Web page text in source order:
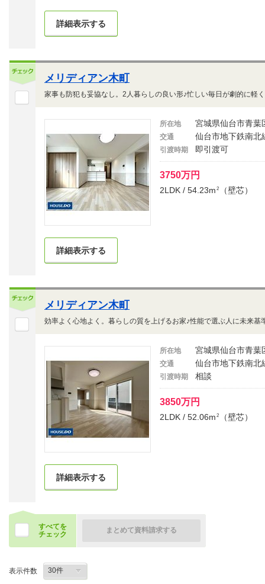
詳細表示する
メリディアン木町
家事も防犯も妥協なし。2人暮らしの良い形♪忙しい毎日が劇的に軽
所在地 宮城県仙台市青葉
交通 仙台市地下鉄南北
引渡時期 即引渡可
3750万円
2LDK / 54.23m 2 （壁芯）
詳細表示する
メリディアン木町
効率よく心地よく。暮らしの質を上げるお家♪性能で選ぶ人に未来基
所在地 宮城県仙台市青葉
交通 仙台市地下鉄南北
引渡時期 相談
3850万円
2LDK / 52.06m 2 （壁芯）
詳細表示する
すべてを
チェック
まとめて資料請求する
表示件数